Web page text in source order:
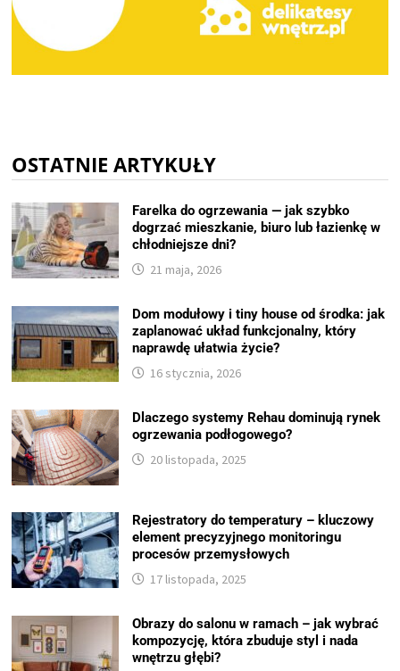
OSTATNIE ARTYKUŁY
Farelka do ogrzewania — jak szybko
dogrzać mieszkanie, biuro lub łazienkę w
chłodniejsze dni?
21 maja, 2026
Dom modułowy i tiny house od środka: jak
zaplanować układ funkcjonalny, który
naprawdę ułatwia życie?
16 stycznia, 2026
Dlaczego systemy Rehau dominują rynek
ogrzewania podłogowego?
20 listopada, 2025
Rejestratory do temperatury – kluczowy
element precyzyjnego monitoringu
procesów przemysłowych
17 listopada, 2025
Obrazy do salonu w ramach – jak wybrać
kompozycję, która zbuduje styl i nada
wnętrzu głębi?